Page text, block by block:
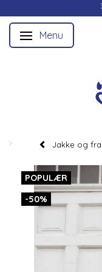
Skifte navigation
Menu
Jakke og
POPULÆR
-50%